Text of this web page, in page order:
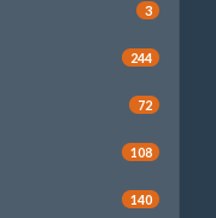
3
244
72
108
140